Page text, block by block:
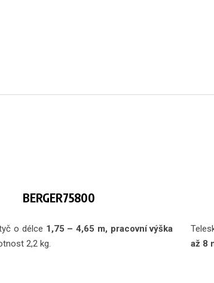
BERGER75800
o délce 1,75 – 4,65 m, pracovní výška
2,2 kg.
až 8